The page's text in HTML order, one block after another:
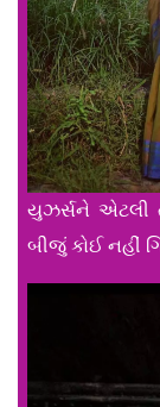
યુઝર્સને એટલી
બીજું કોઈ નહીં